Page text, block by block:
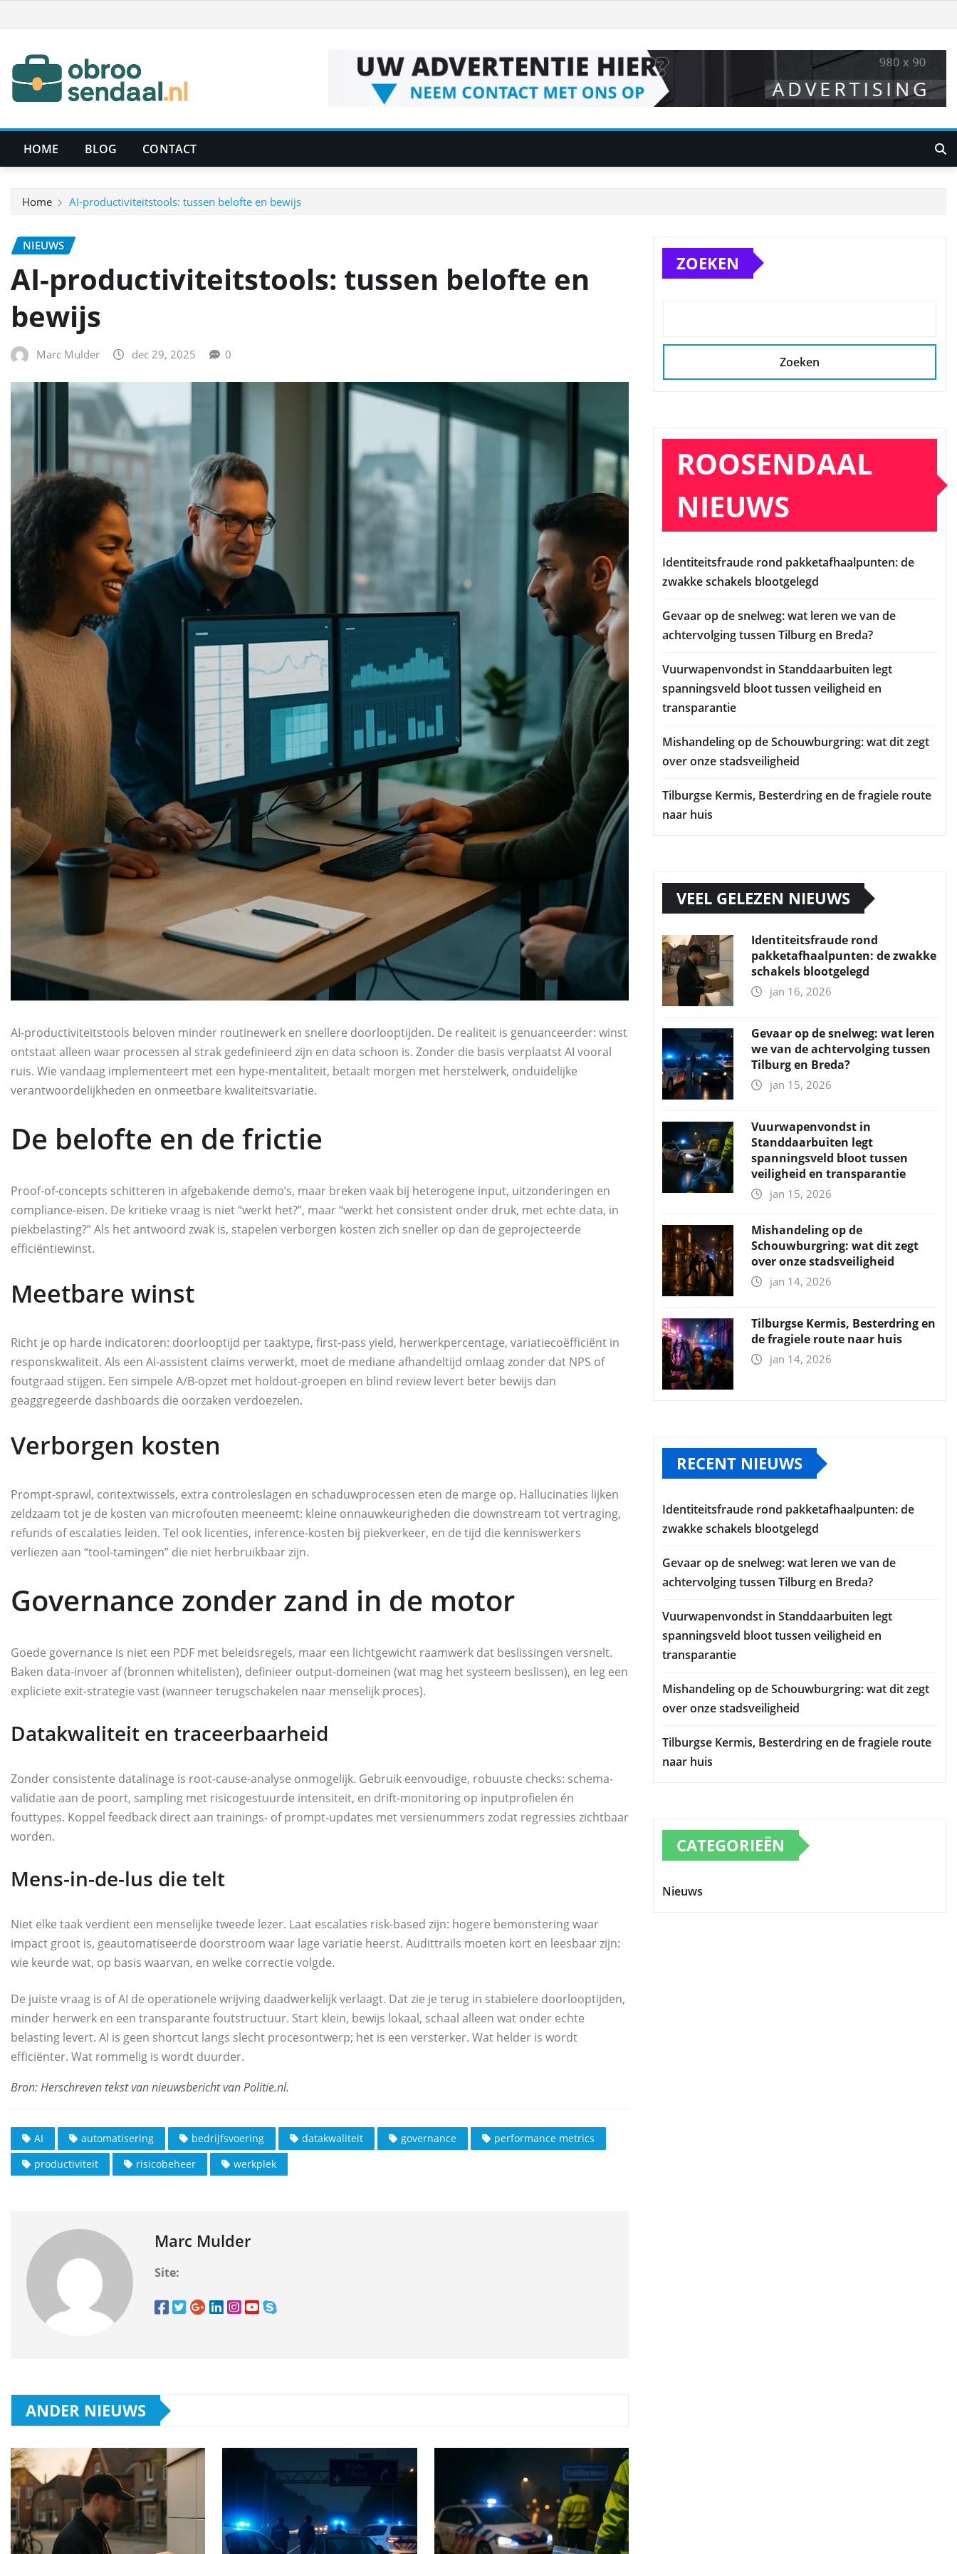
naar
inhoud
HOME BLOG CONTACT
Home AI-productiviteitstools: tussen belofte en bewijs
NIEUWS
AI-productiviteitstools: tussen belofte en
bewijs
Marc Mulder dec 29, 2025 0
AI-productiviteitstools beloven minder routinewerk en snellere doorlooptijden. De realiteit is genuanceerder: winst
ontstaat alleen waar processen al strak gedefinieerd zijn en data schoon is. Zonder die basis verplaatst AI vooral
ruis. Wie vandaag implementeert met een hype-mentaliteit, betaalt morgen met herstelwerk, onduidelijke
verantwoordelijkheden en onmeetbare kwaliteitsvariatie.
De belofte en de frictie
Proof-of-concepts schitteren in afgebakende demo’s, maar breken vaak bij heterogene input, uitzonderingen en
compliance-eisen. De kritieke vraag is niet “werkt het?”, maar “werkt het consistent onder druk, met echte data, in
piekbelasting?” Als het antwoord zwak is, stapelen verborgen kosten zich sneller op dan de geprojecteerde
efficiëntiewinst.
Meetbare winst
Richt je op harde indicatoren: doorlooptijd per taaktype, first-pass yield, herwerkpercentage, variatiecoëfficiënt in
responskwaliteit. Als een AI-assistent claims verwerkt, moet de mediane afhandeltijd omlaag zonder dat NPS of
foutgraad stijgen. Een simpele A/B-opzet met holdout-groepen en blind review levert beter bewijs dan
geaggregeerde dashboards die oorzaken verdoezelen.
Verborgen kosten
Prompt-sprawl, contextwissels, extra controleslagen en schaduwprocessen eten de marge op. Hallucinaties lijken
zeldzaam tot je de kosten van microfouten meeneemt: kleine onnauwkeurigheden die downstream tot vertraging,
refunds of escalaties leiden. Tel ook licenties, inference-kosten bij piekverkeer, en de tijd die kenniswerkers
verliezen aan “tool-tamingen” die niet herbruikbaar zijn.
Governance zonder zand in de motor
Goede governance is niet een PDF met beleidsregels, maar een lichtgewicht raamwerk dat beslissingen versnelt.
Baken data-invoer af (bronnen whitelisten), definieer output-domeinen (wat mag het systeem beslissen), en leg een
expliciete exit-strategie vast (wanneer terugschakelen naar menselijk proces).
Datakwaliteit en traceerbaarheid
Zonder consistente datalinage is root-cause-analyse onmogelijk. Gebruik eenvoudige, robuuste checks: schema-
validatie aan de poort, sampling met risicogestuurde intensiteit, en drift-monitoring op inputprofielen én
fouttypes. Koppel feedback direct aan trainings- of prompt-updates met versienummers zodat regressies zichtbaar
worden.
Mens-in-de-lus die telt
Niet elke taak verdient een menselijke tweede lezer. Laat escalaties risk-based zijn: hogere bemonstering waar
impact groot is, geautomatiseerde doorstroom waar lage variatie heerst. Audittrails moeten kort en leesbaar zijn:
wie keurde wat, op basis waarvan, en welke correctie volgde.
De juiste vraag is of AI de operationele wrijving daadwerkelijk verlaagt. Dat zie je terug in stabielere doorlooptijden,
minder herwerk en een transparante foutstructuur. Start klein, bewijs lokaal, schaal alleen wat onder echte
belasting levert. AI is geen shortcut langs slecht procesontwerp; het is een versterker. Wat helder is wordt
efficiënter. Wat rommelig is wordt duurder.
AI automatisering bedrijfsvoering datakwaliteit governance
performance metrics
productiviteit
risicobeheer werkplek
Marc Mulder
Site:
ANDER NIEUWS
ZOEKEN
Zoeken
ROOSENDAAL
NIEUWS
Identiteitsfraude rond pakketafhaalpunten: de
zwakke schakels blootgelegd
Gevaar op de snelweg: wat leren we van de
achtervolging tussen Tilburg en Breda?
Vuurwapenvondst in Standdaarbuiten legt
spanningsveld bloot tussen veiligheid en
transparantie
Mishandeling op de Schouwburgring: wat dit zegt
over onze stadsveiligheid
Tilburgse Kermis, Besterdring en de fragiele route
naar huis
VEEL GELEZEN NIEUWS
Identiteitsfraude rond
pakketafhaalpunten: de zwakke
schakels blootgelegd
jan 16, 2026
Gevaar op de snelweg: wat leren
we van de achtervolging tussen
Tilburg en Breda?
jan 15, 2026
Vuurwapenvondst in
Standdaarbuiten legt
spanningsveld bloot tussen
veiligheid en transparantie
jan 15, 2026
Mishandeling op de
Schouwburgring: wat dit zegt
over onze stadsveiligheid
jan 14, 2026
Tilburgse Kermis, Besterdring en
de fragiele route naar huis
jan 14, 2026
RECENT NIEUWS
Identiteitsfraude rond pakketafhaalpunten: de
zwakke schakels blootgelegd
Gevaar op de snelweg: wat leren we van de
achtervolging tussen Tilburg en Breda?
Vuurwapenvondst in Standdaarbuiten legt
spanningsveld bloot tussen veiligheid en
transparantie
Mishandeling op de Schouwburgring: wat dit zegt
over onze stadsveiligheid
Tilburgse Kermis, Besterdring en de fragiele route
naar huis
CATEGORIEËN
Nieuws